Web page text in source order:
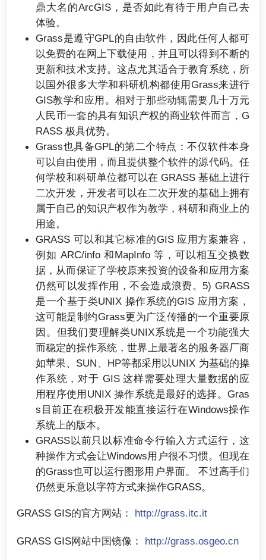
鼎大名的ArcGIS，是否如此有待于用户自己去
体验。
Grass是遵守GPL的自由软件，因此任何人都可
以免费的在网上下载使用，并且可以得到不断的
更新和技术支持。这点尤其适合于教育系统，所
以国外很多大学和科研机构都使用Grass来进行
GIS教学和应用。相对于那些动辄需要几十万元
人民币一套的具有知识产权的商业软件而言，G
RASS 极具优势。
Grass也具备GPL的第二个特点：不仅软件本身
可以自由使用，而且提供整个软件的源代码。任
何学校和科研单位都可以在 GRASS 基础上进行
二次开发，开发者可以在二次开发的基础上拥有
属于自己的知识产权作为教学，科研和商业上的
用途。
GRASS 可以和其它标准的GIS 应用方案兼容，
例如 ARC/info 和MapInfo 等，可以相互交换数
据，从而保证了学校原来投资的设备和应用方案
仍然可以发挥作用，不会造成浪费。5) GRASS
是一个基于类UNIX 操作系统的GIS 应用方案，
这可能是制约Grass更为广泛传播的一个重要原
因。但我们要理解类UNIX系统是一个功能强大
而稳定的操作系统，世界上最著名的服务器厂商
如苹果、SUN、HP等都采用以UNIX 为基础的操
作系统，对于 GIS 这样需要处理大量数据的应
用程序使用UNIX 操作系统是最好的选择。Gras
s目前正在积极开发能直接运行在Windows操作
系统上的版本。
GRASS以前只以标准命令行输入方式运行，这
种操作方式会让Windows用户很不习惯。但现在
的Grass也可以运行图形用户界面。 不过高手们
仍然更乐意以字符方式来操作GRASS。
GRASS GIS的官方网站： http://grass.itc.it
GRASS GIS网站中国镜像： http://grass.osgeo.cn